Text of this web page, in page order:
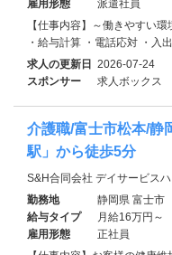
雇用形態
派遣社員
【仕事内容】～働きやすい
・給与計算 ・電話応対 ・入
求人の更新日 2026-07-24
スポンサー
求人ボックス
介護職/富士市松本/静
駅」から徒歩5分
S&H合同会社 デイサービス
勤務地
静岡県 富士市
給与タイプ
月給16万円～
雇用形態
正社員